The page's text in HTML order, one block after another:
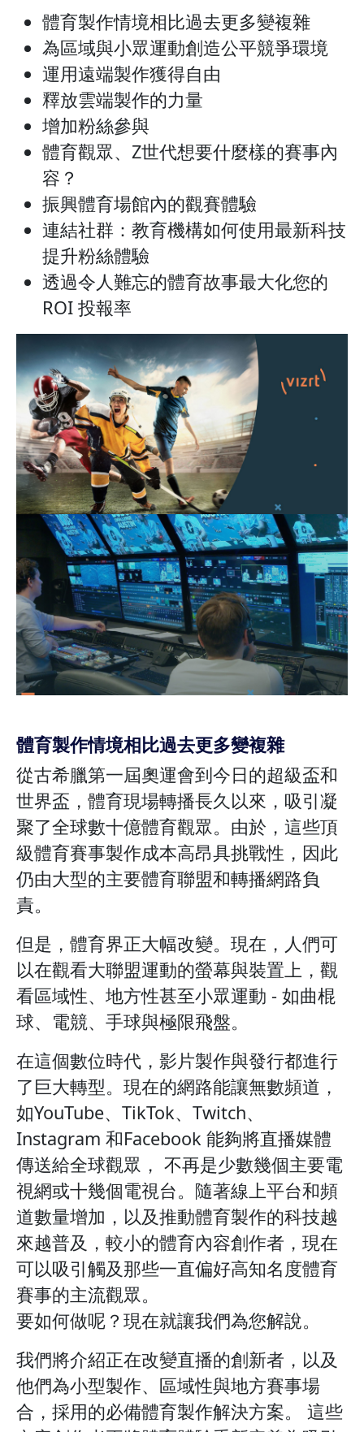
體育製作情境相比過去更多變複雜
為區域與小眾運動創造公平競爭環境
運用遠端製作獲得自由
釋放雲端製作的力量
增加粉絲參與
體育觀眾、Z世代想要什麼樣的賽事內
容？
振興體育場館內的觀賽體驗
連結社群：教育機構如何使用最新科技
提升粉絲體驗
透過令人難忘的體育故事最大化您的
ROI 投報率
體育製作情境相比過去更多變複雜
從古希臘第一屆奧運會到今日的超級盃和
世界盃，體育現場轉播長久以來，吸引凝
聚了全球數十億體育觀眾。由於，這些頂
級體育賽事製作成本高昂具挑戰性，因此
仍由大型的主要體育聯盟和轉播網路負
責。
但是，體育界正大幅改變。現在，人們可
以在觀看大聯盟運動的螢幕與裝置上，觀
看區域性、地方性甚至小眾運動 - 如曲棍
球、電競、手球與極限飛盤。
在這個數位時代，影片製作與發行都進行
了巨大轉型。現在的網路能讓無數頻道，
如YouTube、TikTok、Twitch、
Instagram 和Facebook 能夠將直播媒體
傳送給全球觀眾， 不再是少數幾個主要電
視網或十幾個電視台。隨著線上平台和頻
道數量增加，以及推動體育製作的科技越
來越普及，較小的體育內容創作者，現在
可以吸引觸及那些一直偏好高知名度體育
賽事的主流觀眾。
要如何做呢？現在就讓我們為您解說。
我們將介紹正在改變直播的創新者，以及
他們為小型製作、區域性與地方賽事場
合，採用的必備體育製作解決方案。 這些